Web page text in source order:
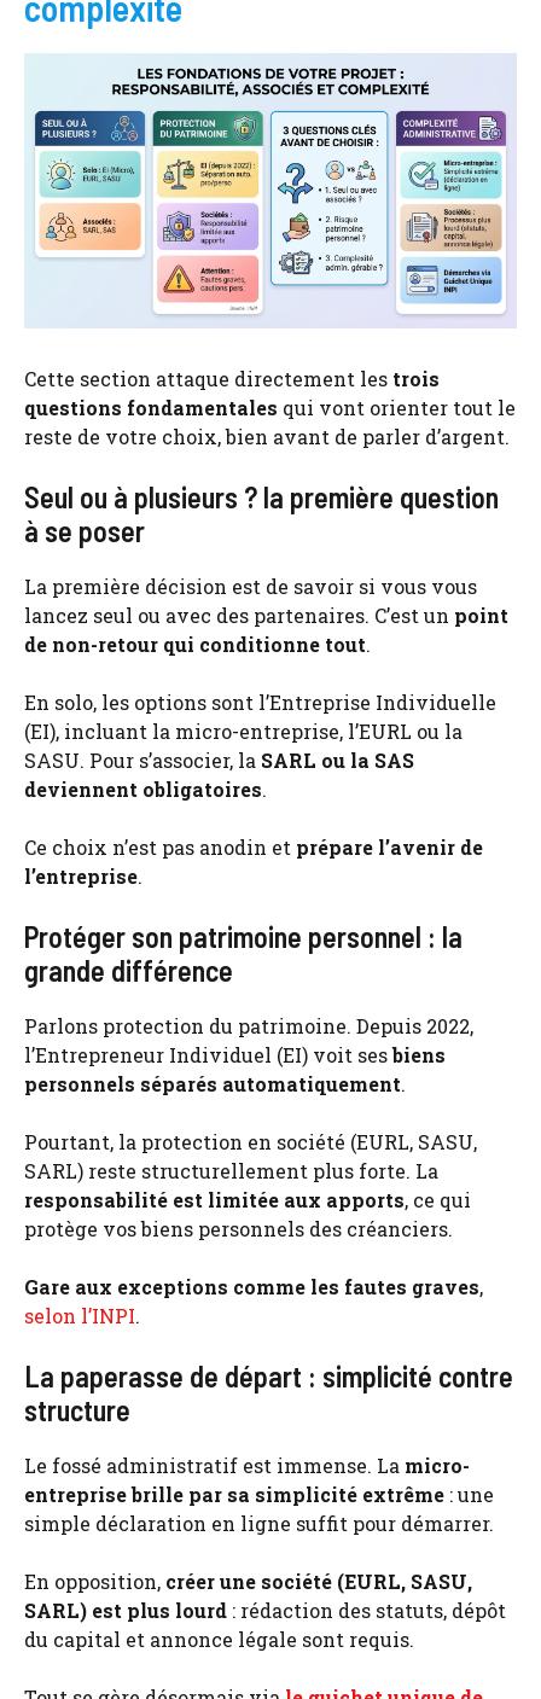
Cette section attaque directement les trois
questions fondamentales qui vont orienter tout le
reste de votre choix, bien avant de parler d’argent.
Seul ou à plusieurs ? la première question
à se poser
La première décision est de savoir si vous vous
lancez seul ou avec des partenaires. C’est un point
de non-retour qui conditionne tout.
En solo, les options sont l’Entreprise Individuelle
(EI), incluant la micro-entreprise, l’EURL ou la
SASU. Pour s’associer, la SARL ou la SAS
deviennent obligatoires.
Ce choix n’est pas anodin et prépare l’avenir de
l’entreprise.
Protéger son patrimoine personnel : la
grande différence
Parlons protection du patrimoine. Depuis 2022,
l’Entrepreneur Individuel (EI) voit sesbiens
personnels séparés automatiquement.
Pourtant, la protection en société (EURL, SASU,
SARL) reste structurellement plus forte. La
responsabilité est limitée aux apports, ce qui
protège vos biens personnels des créanciers.
Gare aux exceptions comme les fautes graves,
selon l’INPI.
La paperasse de départ : simplicité contre
structure
Le fossé administratif est immense. La micro-
entreprise brille par sa simplicité extrême : une
simple déclaration en ligne suffit pour démarrer.
En opposition, créer une société (EURL, SASU,
SARL) est plus lourd : rédaction des statuts, dépôt
du capital et annonce légale sont requis.